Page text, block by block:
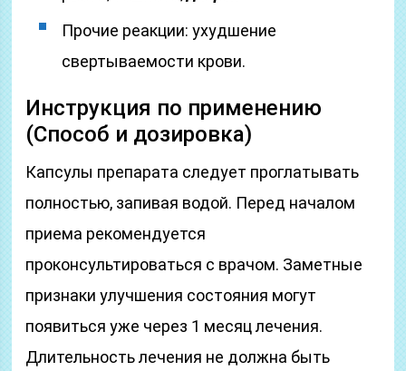
Прочие реакции: ухудшение
свертываемости крови.
Инструкция по применению
(Способ и дозировка)
Капсулы препарата следует проглатывать
полностью, запивая водой. Перед началом
приема рекомендуется
проконсультироваться с врачом. Заметные
признаки улучшения состояния могут
появиться уже через 1 месяц лечения.
Длительность лечения не должна быть